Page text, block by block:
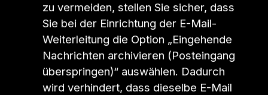
zu vermeiden, stellen Sie sicher, dass
Sie bei der Einrichtung der E-Mail-
Weiterleitung die Option „Eingehende
Nachrichten archivieren (Posteingang
überspringen)“ auswählen. Dadurch
wird verhindert, dass dieselbe E-Mail